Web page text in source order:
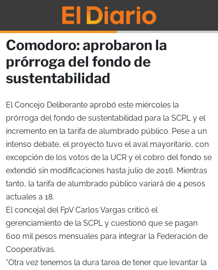
Comodoro: aprobaron la
prórroga del fondo de
sustentabilidad
El Concejo Deliberante aprobó este miércoles la
prórroga del fondo de sustentabilidad para la SCPL y el
incremento en la tarifa de alumbrado público. Pese a un
intenso debate, el proyecto tuvo el aval mayoritario, con
excepción de los votos de la UCR y el cobro del fondo se
extendió sin modificaciones hasta julio de 2016. Mientras
tanto, la tarifa de alumbrado público variará de 4 pesos
actuales a 18.
El concejal del FpV Carlos Vargas criticó el
gerenciamiento de la SCPL y cuestionó que se pagan
600 mil pesos mensuales para integrar la Federación de
Cooperativas.
“Otra vez tenemos la dura tarea de tener que levantar la